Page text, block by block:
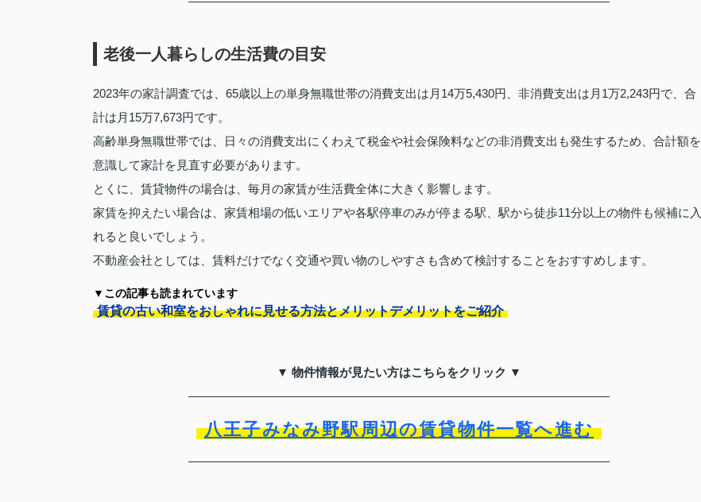
老後一人暮らしの生活費の目安
2023年の家計調査では、65歳以上の単身無職世帯の消費支出は月14万5,430円、非消費支出は月1万2,243円で、合
計は月15万7,673円です。
高齢単身無職世帯では、日々の消費支出にくわえて税金や社会保険料などの非消費支出も発生するため、合計額を
意識して家計を見直す必要があります。
とくに、賃貸物件の場合は、毎月の家賃が生活費全体に大きく影響します。
家賃を抑えたい場合は、家賃相場の低いエリアや各駅停車のみが停まる駅、駅から徒歩11分以上の物件も候補に入
れると良いでしょう。
不動産会社としては、賃料だけでなく交通や買い物のしやすさも含めて検討することをおすすめします。
▼この記事も読まれています
賃貸の古い和室をおしゃれに見せる方法とメリットデメリットをご紹介
▼ 物件情報が見たい方はこちらをクリック ▼
八王子みなみ野駅周辺の賃貸物件一覧へ進む